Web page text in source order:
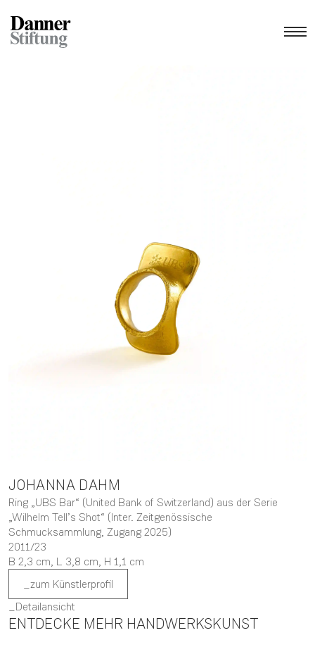
JOHANNA DAHM
Ring „UBS Bar“ (United Bank of Switzerland) aus der Serie
„Wilhelm Tell’s Shot“ (Inter. Zeitgenössische
Schmucksammlung, Zugang 2025)
2011/23
B 2,3 cm, L 3,8 cm, H 1,1 cm
zum Künstlerprofil
Detailansicht
ENTDECKE MEHR HANDWERKSKUNST